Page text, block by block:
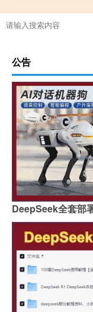
公告
DeepSeek全套部